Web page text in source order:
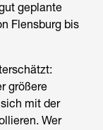
geplante
Flensburg bis
größere
mit der
Wer